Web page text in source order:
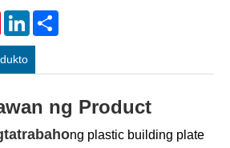
PinterestLinkedIn
ng Product
ng plastic building plate